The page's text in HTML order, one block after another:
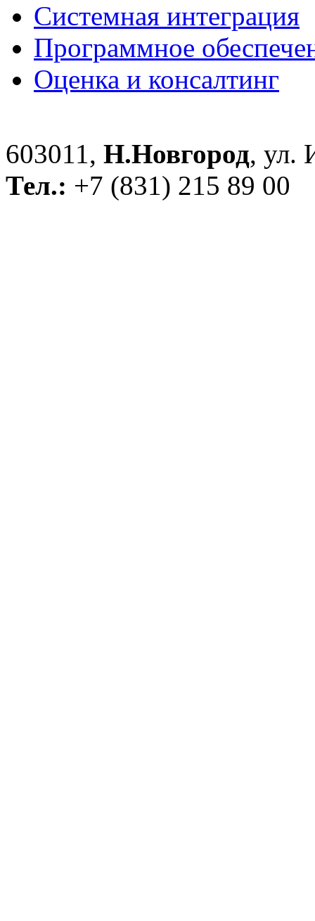
Системная интеграция
Программное
Оценка и консалтинг
603011, Н.Новгород, ул.
Тел.: +7 (831) 215 89 00